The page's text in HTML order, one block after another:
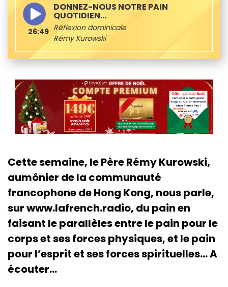
DONNEZ-NOUS NOTRE PAIN
QUOTIDIEN…
Réflexion dominicale
Rémy Kurowski
26:49
Cette semaine, le Père Rémy Kurowski,
aumônier de la communauté
francophone de Hong Kong, nous parle,
sur www.lafrench.radio, du pain en
faisant le parallèles entre le pain pour le
corps et ses forces physiques, et le pain
pour l’esprit et ses forces spirituelles… A
écouter…